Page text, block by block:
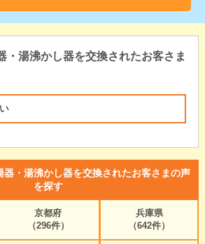
・湯沸かし器を交換されたお客さま
器・湯沸かし器を交換されたお客さまの声
を探す
京都府
（296件）
兵庫県
（642件）